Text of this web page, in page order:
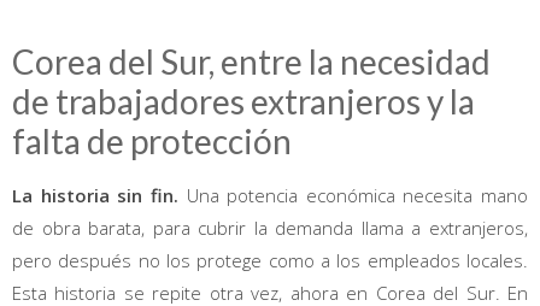
Corea del Sur, entre la necesidad
de trabajadores extranjeros y la
falta de protección
La historia sin fin. Una potencia económica necesita mano
de obra barata, para cubrir la demanda llama a extranjeros,
pero después no los protege como a los empleados locales.
Esta historia se repite otra vez, ahora en Corea del Sur. En